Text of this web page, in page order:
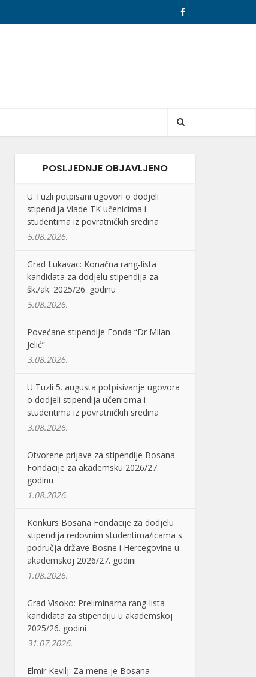
POSLJEDNJE OBJAVLJENO
U Tuzli potpisani ugovori o dodjeli
stipendija Vlade TK učenicima i
studentima iz povratničkih sredina
5.08.2026.
Grad Lukavac: Konačna rang-lista
kandidata za dodjelu stipendija za
šk./ak. 2025/26. godinu
5.08.2026.
Povećane stipendije Fonda “Dr Milan
Jelić”
3.08.2026.
U Tuzli 5. augusta potpisivanje ugovora
o dodjeli stipendija učenicima i
studentima iz povratničkih sredina
3.08.2026.
Otvorene prijave za stipendije Bosana
Fondacije za akademsku 2026/27.
godinu
1.08.2026.
Konkurs Bosana Fondacije za dodjelu
stipendija redovnim studentima/icama s
područja države Bosne i Hercegovine u
akademskoj 2026/27. godini
1.08.2026.
Grad Visoko: Preliminarna rang-lista
kandidata za stipendiju u akademskoj
2025/26. godini
31.07.2026.
Elmir Kevilj: Za mene je Bosana